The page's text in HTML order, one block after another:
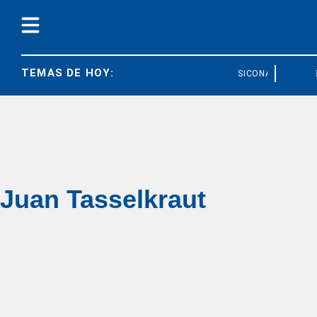
TEMAS DE HOY: SICONARA
Juan Tasselkraut